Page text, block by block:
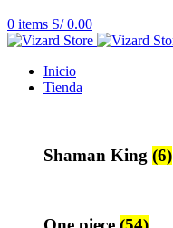
0 items S/0.00
Inicio
Tienda
Shaman King (6)